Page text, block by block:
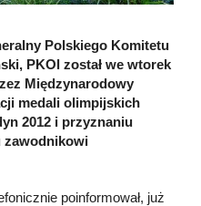
Polskiego Komitetu
PKOl został we wtorek
Międzynarodowy
medali olimpijskich
2012 i przyznaniu
zawodnikowi
poinformował, już